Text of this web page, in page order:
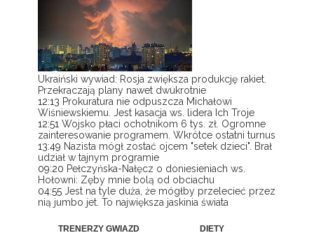
Ukraiński wywiad: Rosja zwiększa produkcję rakiet.
Przekraczają plany nawet dwukrotnie
12:13 Prokuratura nie odpuszcza Michałowi
Wiśniewskiemu. Jest kasacja ws. lidera Ich Troje
12:51 Wojsko płaci ochotnikom 6 tys. zł. Ogromne
zainteresowanie programem. Wkrótce ostatni turnus
13:49 Nazista mógł zostać ojcem "setek dzieci". Brał
udział w tajnym programie
09:20 Pełczyńska-Nałęcz o doniesieniach ws.
Hołowni: Zęby mnie bolą od obciachu
04:55 Jest na tyle duża, że mógłby przelecieć przez
nią jumbo jet. To największa jaskinia świata
TRENERZY GWIAZD DIETY